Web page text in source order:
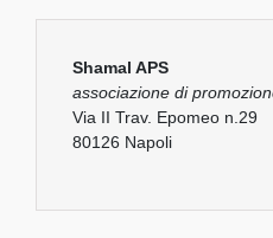
Shamal APS
associazione di
Via II Trav. Epomeo n.29
80126 Napoli